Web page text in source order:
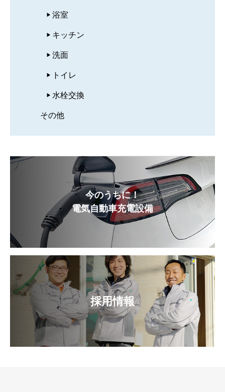
浴室
キッチン
洗面
トイレ
水栓交換
その他
今のうちに！
電気自動車充電設備
採用情報